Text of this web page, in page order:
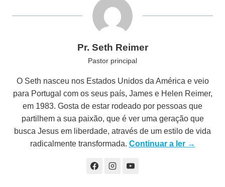
Pr. Seth Reimer
Pastor principal
O Seth nasceu nos Estados Unidos da América e veio
para Portugal com os seus país, James e Helen Reimer,
em 1983. Gosta de estar rodeado por pessoas que
partilhem a sua paixão, que é ver uma geração que
busca Jesus em liberdade, através de um estilo de vida
radicalmente transformada. Continuar a ler →